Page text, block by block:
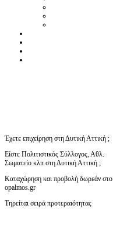
Έχετε επιχείρηση στη Δυτική Αττική ;
Είστε Πολιτιστικός Σύλλογος, Αθλ.
Σωματείο κλπ στη Δυτική Αττική ;
Καταχώρηση και προβολή δωρεάν στο
opalmos.gr
Τηρείται σειρά προτεραιότητας